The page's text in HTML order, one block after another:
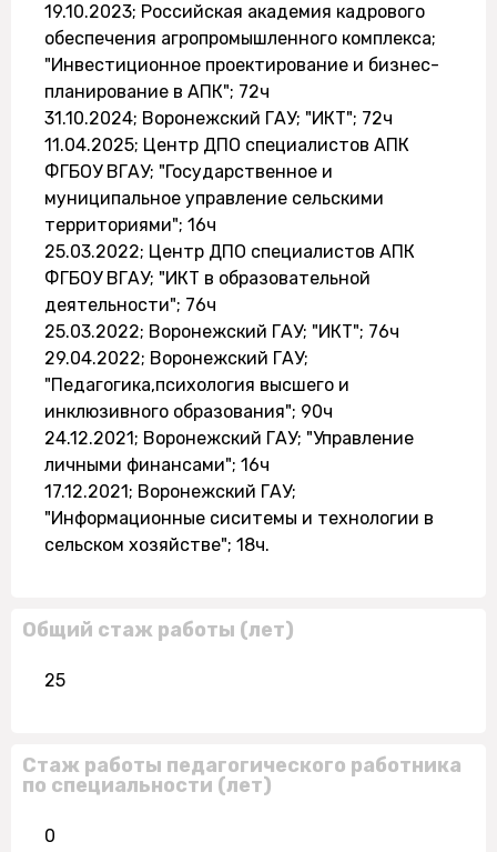
19.10.2023; Российская академия кадрового
обеспечения агропромышленного комплекса;
"Инвестиционное проектирование и бизнес-
планирование в АПК"; 72ч
31.10.2024; Воронежский ГАУ; "ИКТ"; 72ч
11.04.2025; Центр ДПО специалистов АПК
ФГБОУ ВГАУ; "Государственное и
муниципальное управление сельскими
территориями"; 16ч
25.03.2022; Центр ДПО специалистов АПК
ФГБОУ ВГАУ; "ИКТ в образовательной
деятельности"; 76ч
25.03.2022; Воронежский ГАУ; "ИКТ"; 76ч
29.04.2022; Воронежский ГАУ;
"Педагогика,психология высшего и
инклюзивного образования"; 90ч
24.12.2021; Воронежский ГАУ; "Управление
личными финансами"; 16ч
17.12.2021; Воронежский ГАУ;
"Информационные сиситемы и технологии в
сельском хозяйстве"; 18ч.
Общий стаж работы (лет)
25
Стаж работы педагогического работника
по специальности (лет)
0